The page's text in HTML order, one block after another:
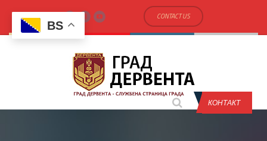
CONTACT US
КОНТАКТ
BS